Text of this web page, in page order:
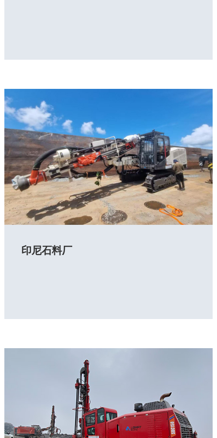
印尼石料厂